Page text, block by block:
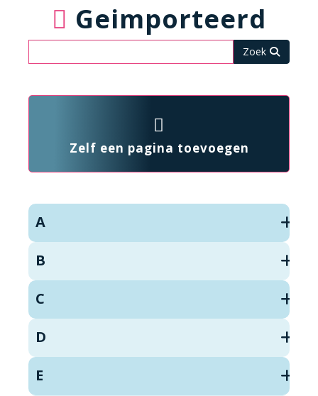
Geimporteerd
Zelf een pagina toevoegen
A
B
C
D
E